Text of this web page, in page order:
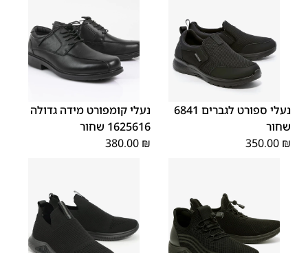
40
41
42
43
נעלי ספורט לגברים 6841
שחור
350.00 ₪
נעלי קומפורט מידה גדולה
1625616 שחור
380.00 ₪